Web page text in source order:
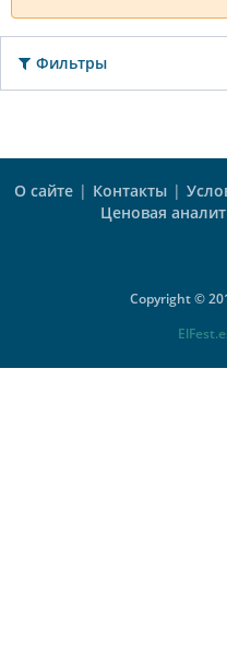
Фильтры
О сайте | Контакты |
Ценовая
Copyright ©